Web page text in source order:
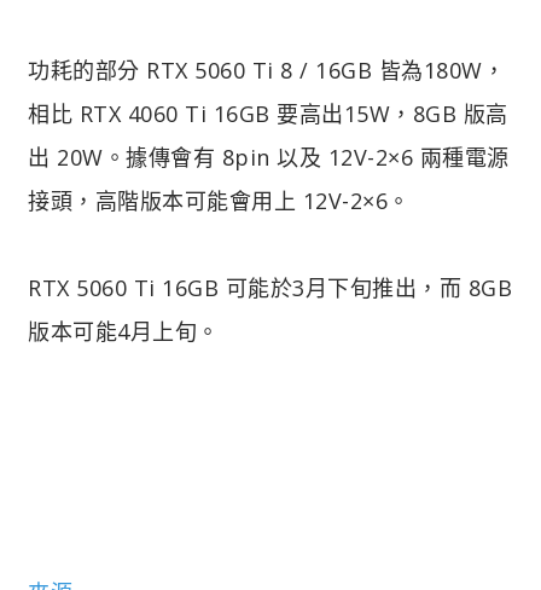
功耗的部分 RTX 5060 Ti 8 / 16GB 皆為180W，
相比 RTX 4060 Ti 16GB 要高出15W，8GB 版高
出 20W。據傳會有 8pin 以及 12V-2×6 兩種電源
接頭，高階版本可能會用上 12V-2×6。
RTX 5060 Ti 16GB 可能於3月下旬推出，而 8GB
版本可能4月上旬。